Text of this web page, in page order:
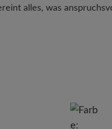
alles, was